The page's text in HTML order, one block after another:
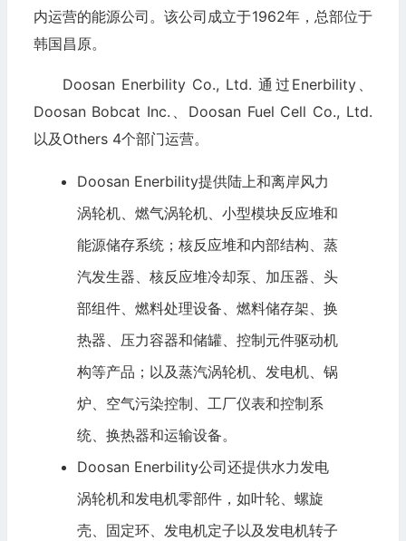
内运营的能源公司。该公司成立于1962年，总部位于
韩国昌原。
Doosan Enerbility Co., Ltd. 通过Enerbility、
Doosan Bobcat Inc.、Doosan Fuel Cell Co., Ltd.
以及Others 4个部门运营。
Doosan Enerbility提供陆上和离岸风力
涡轮机、燃气涡轮机、小型模块反应堆和
能源储存系统；核反应堆和内部结构、蒸
汽发生器、核反应堆冷却泵、加压器、头
部组件、燃料处理设备、燃料储存架、换
热器、压力容器和储罐、控制元件驱动机
构等产品；以及蒸汽涡轮机、发电机、锅
炉、空气污染控制、工厂仪表和控制系
统、换热器和运输设备。
Doosan Enerbility公司还提供水力发电
涡轮机和发电机零部件，如叶轮、螺旋
壳、固定环、发电机定子以及发电机转子